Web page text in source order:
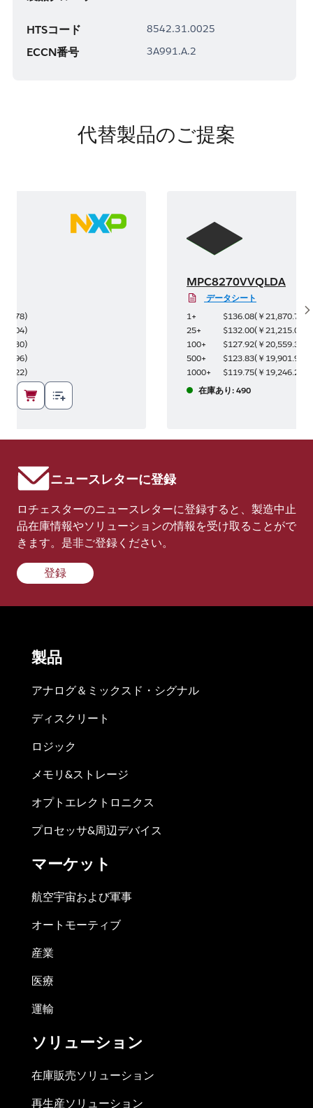
HTSコード 8542.31.0025
ECCN番号 3A991.A.2
代替製品のご提案
)
)
)
)
)
MPC8270VVQLDA
データシート
1+
$136.08(￥21,870.78 )
25+
$132.00(￥21,215.04
100+
$127.92(￥20,559.30
500+
$123.83(￥19,901.96
1000+
$119.75(￥19,246.22
在庫あり: 490
ニュースレターに登録
ロチェスターのニュースレターに登録すると、製造中止
品在庫情報やソリューションの情報を受け取ることがで
きます。是非ご登録ください。
登録
製品
アナログ＆ミックスド・シグナル
ディスクリート
ロジック
メモリ&ストレージ
オプトエレクトロニクス
プロセッサ&周辺デバイス
マーケット
航空宇宙および軍事
オートモーティブ
産業
医療
運輸
ソリューション
在庫販売ソリューション
再生産ソリューション